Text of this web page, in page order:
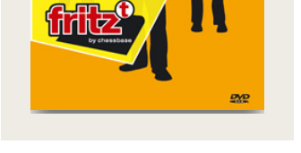
Policy
about
us
FAQ
licenses
Accessibility
Management